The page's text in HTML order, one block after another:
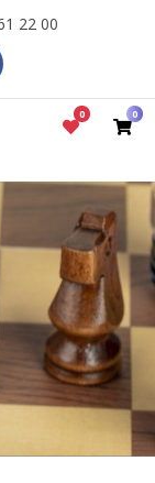
22 00
0
0